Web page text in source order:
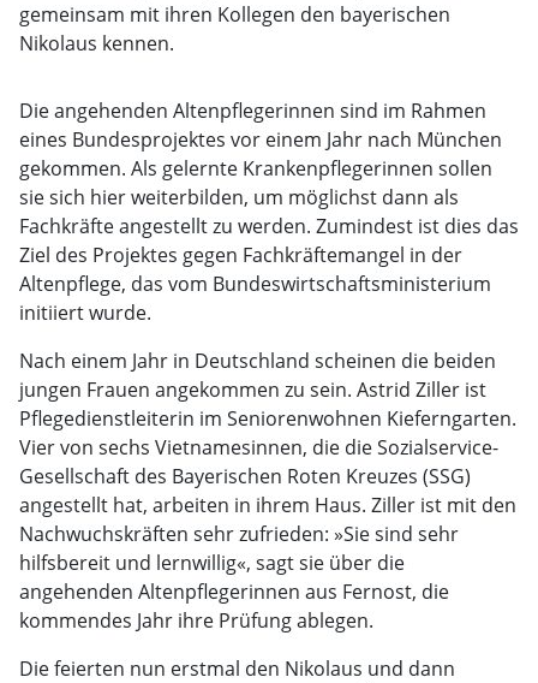
gemeinsam mit ihren Kollegen den bayerischen
Nikolaus kennen.
Die angehenden Altenpflegerinnen sind im Rahmen
eines Bundesprojektes vor einem Jahr nach München
gekommen. Als gelernte Krankenpflegerinnen sollen
sie sich hier weiterbilden, um möglichst dann als
Fachkräfte angestellt zu werden. Zumindest ist dies das
Ziel des Projektes gegen Fachkräftemangel in der
Altenpflege, das vom Bundeswirtschaftsministerium
initiiert wurde.
Nach einem Jahr in Deutschland scheinen die beiden
jungen Frauen angekommen zu sein. Astrid Ziller ist
Pflegedienstleiterin im Seniorenwohnen Kieferngarten.
Vier von sechs Vietnamesinnen, die die Sozialservice-
Gesellschaft des Bayerischen Roten Kreuzes (SSG)
angestellt hat, arbeiten in ihrem Haus. Ziller ist mit den
Nachwuchskräften sehr zufrieden: »Sie sind sehr
hilfsbereit und lernwillig«, sagt sie über die
angehenden Altenpflegerinnen aus Fernost, die
kommendes Jahr ihre Prüfung ablegen.
Die feierten nun erstmal den Nikolaus und dann